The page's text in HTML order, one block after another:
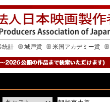
統計 城戸賞 米国アカデミー賞